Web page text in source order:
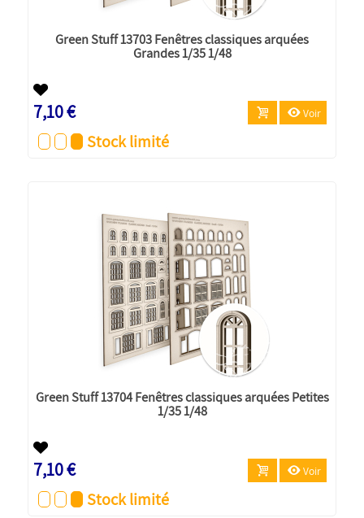
Green Stuff 13703 Fenêtres classiques arquées
Grandes 1/35 1/48
7,10 € Voir
Stock limité
Green Stuff 13704 Fenêtres classiques arquées Petites
1/35 1/48
7,10 € Voir
Stock limité